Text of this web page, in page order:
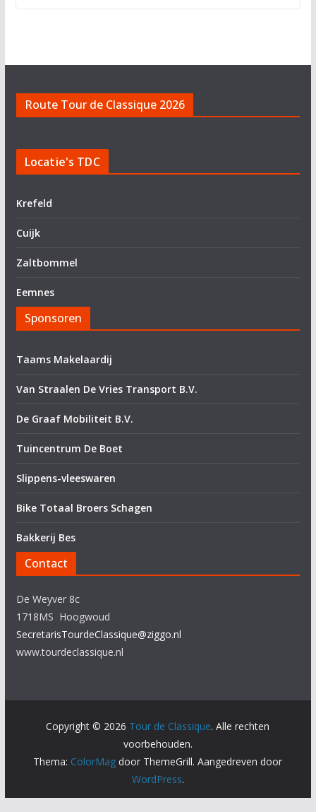
Route Tour de Classique 2026
Locatie's TDC
Krefeld
Cuijk
Zaltbommel
Eemnes
Sponsoren
Taams Makelaardij
Van Straalen De Vries Transport B.V.
De Graaf Mobiliteit B.V.
Tuincentrum De Boet
Slippens-vleeswaren
Bike Totaal Broers Schagen
Bakkerij Bes
Contact
De Weyver 8c
1718MS Hoogwoud
SecretarisTourdeClassique@ziggo.nl
www.tourdeclassique.nl
Copyright © 2026 Tour de Classique. Alle rechten
voorbehouden.
Thema: ColorMag door ThemeGrill. Aangedreven door
WordPress.